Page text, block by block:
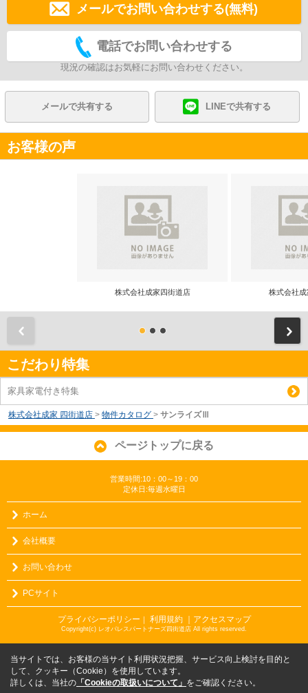
メールでお問い合わせする(無料)
電話でお問い合わせする
現況の確認はお気軽にお問い合わせください。
メールで共有する LINEで共有する
お客様の声
株式会社成家四街道店 株式会社
こだわり特集
家具家電付き特集
株式会社成家 四街道店 > 物件カタログ > サンライズⅢ
ページトップに戻る
営業時間:10：00～19：00
定休日:毎週水曜日
ホーム
会社概要
お問い合わせ
PCサイト
プライバシーポリシー 利用規約 ｜アクセスマップ
Copyright(c) レオパレスパートナーズ四街道店 All rights reserved.
当サイトでは、お客様の当サイト利用状況把握、サービス向上検討を目的と
して、クッキー（Cookie）を使用しています。
詳しくは、当社の 「Cookieの取扱いについて」 をご確認ください。